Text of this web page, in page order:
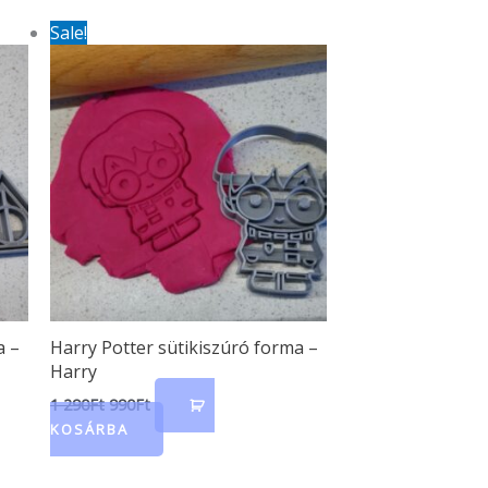
–
Sale!
Harry Potter sütikiszúró forma –
Harry
1 290Ft
price
was:
1
290Ft.
990Ft
price
is:
990Ft.
KOSÁRBA